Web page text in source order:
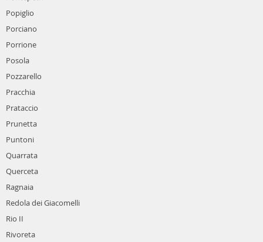
Popiglio
Porciano
Porrione
Posola
Pozzarello
Pracchia
Prataccio
Prunetta
Puntoni
Quarrata
Querceta
Ragnaia
Redola dei Giacomelli
Rio II
Rivoreta